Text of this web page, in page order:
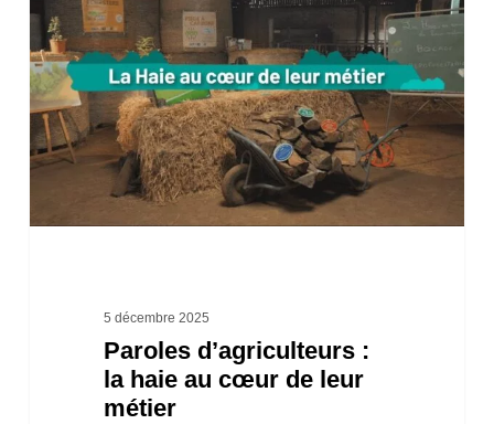
la
haie
au
cœur
5 décembre 2025
Paroles d’agriculteurs :
la haie au cœur de leur
métier